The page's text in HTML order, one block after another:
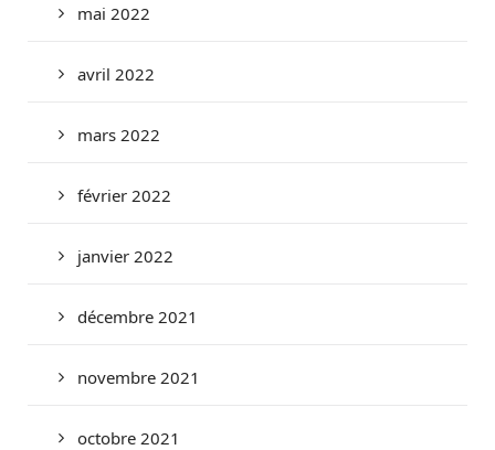
mai 2022
avril 2022
mars 2022
février 2022
janvier 2022
décembre 2021
novembre 2021
octobre 2021